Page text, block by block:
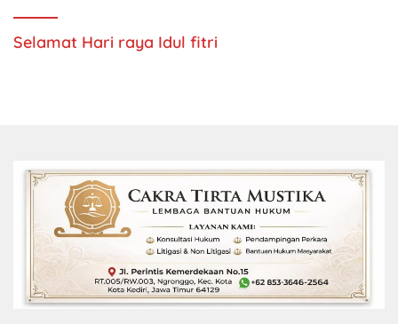
Selamat Hari raya Idul fitri